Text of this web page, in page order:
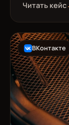
Читать кейс
ВКонтакте